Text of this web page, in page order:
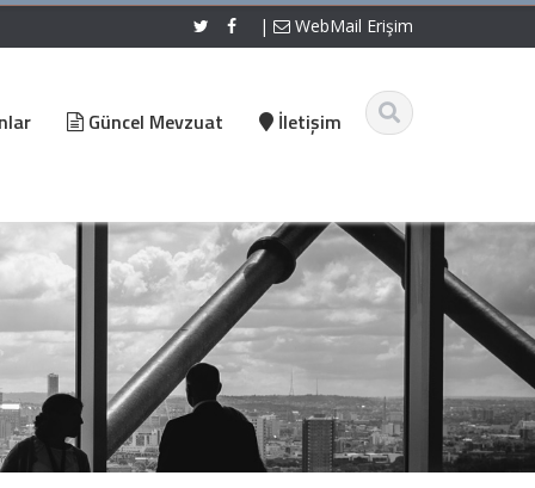
| WebMail Erişim
Güncel Mevzuat İletişim